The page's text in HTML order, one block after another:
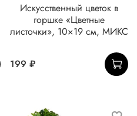
Искусственный цветок в
горшке «Цветные
листочки», 10×19 см, МИКС
199 ₽